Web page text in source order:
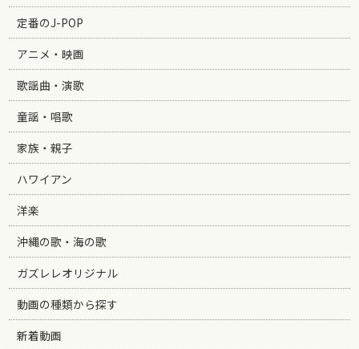
定番のJ-POP
アニメ・映画
歌謡曲・演歌
童謡・唱歌
家族・親子
ハワイアン
洋楽
沖縄の歌・海の歌
ガズレレオリジナル
動画の種類から探す
新着動画